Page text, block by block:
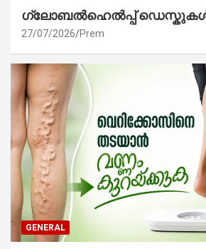
ഗ്ലോബൽഹെൽപ്പ് ഡെസ്കുകൾ
27/07/2026 Prem
GENERAL